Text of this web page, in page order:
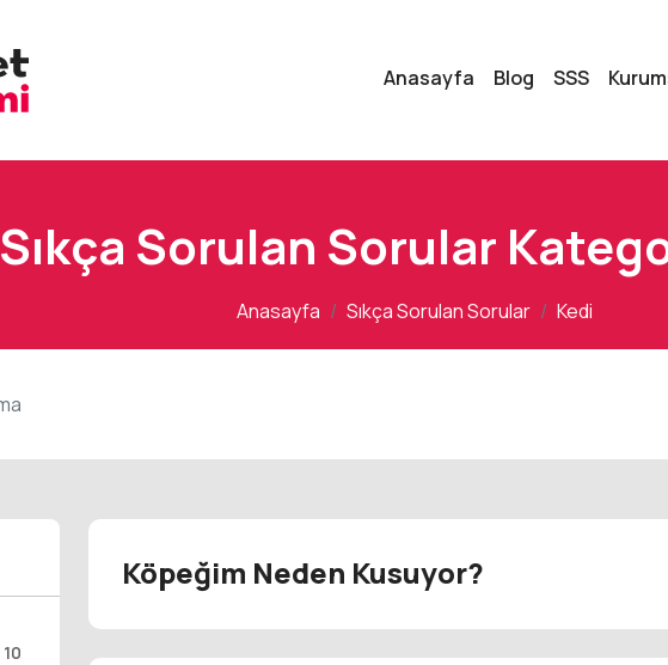
Anasayfa Blog SSS
Sıkça Sorulan Sorular
Anasayfa Sıkça Sorulan Sorular Kedi
10
Köpeğim Neden Kusuyor?